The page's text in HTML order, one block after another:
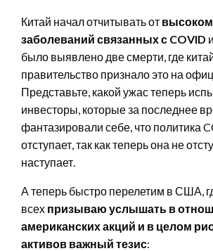
Китай начал отчитывать от
заболеваний связанных с COVID
было выявлено две смерти, где
правительство признало это на
Представьте, какой ужас теперь
инвесторы, которые за последнее
фантазировали себе, что политика
отступает, так как теперь она не
наступает.
А теперь быстро перелетим в США,
всех призываю услышать в
американских акций и в целом
активов важный тезис: